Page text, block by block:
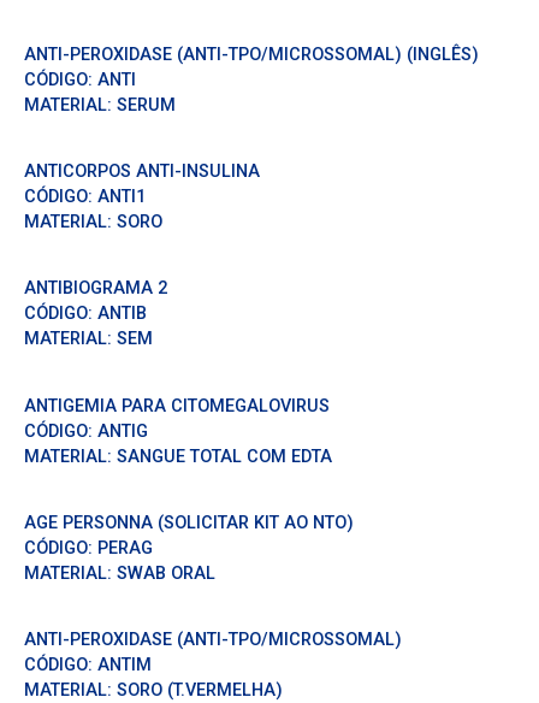
ANTI-PEROXIDASE (ANTI-TPO/MICROSSOMAL) (INGLÊS)
CÓDIGO: ANTI
MATERIAL: SERUM
ANTICORPOS ANTI-INSULINA
CÓDIGO: ANTI1
MATERIAL: SORO
ANTIBIOGRAMA 2
CÓDIGO: ANTIB
MATERIAL: SEM
ANTIGEMIA PARA CITOMEGALOVIRUS
CÓDIGO: ANTIG
MATERIAL: SANGUE TOTAL COM EDTA
AGE PERSONNA (SOLICITAR KIT AO NTO)
CÓDIGO: PERAG
MATERIAL: SWAB ORAL
ANTI-PEROXIDASE (ANTI-TPO/MICROSSOMAL)
CÓDIGO: ANTIM
MATERIAL: SORO (T.VERMELHA)